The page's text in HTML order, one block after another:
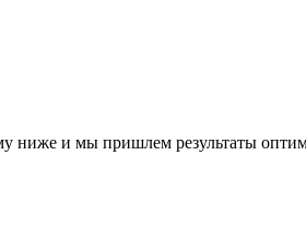
ниже и мы пришлем результаты